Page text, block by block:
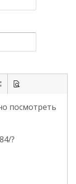
посмотреть
?